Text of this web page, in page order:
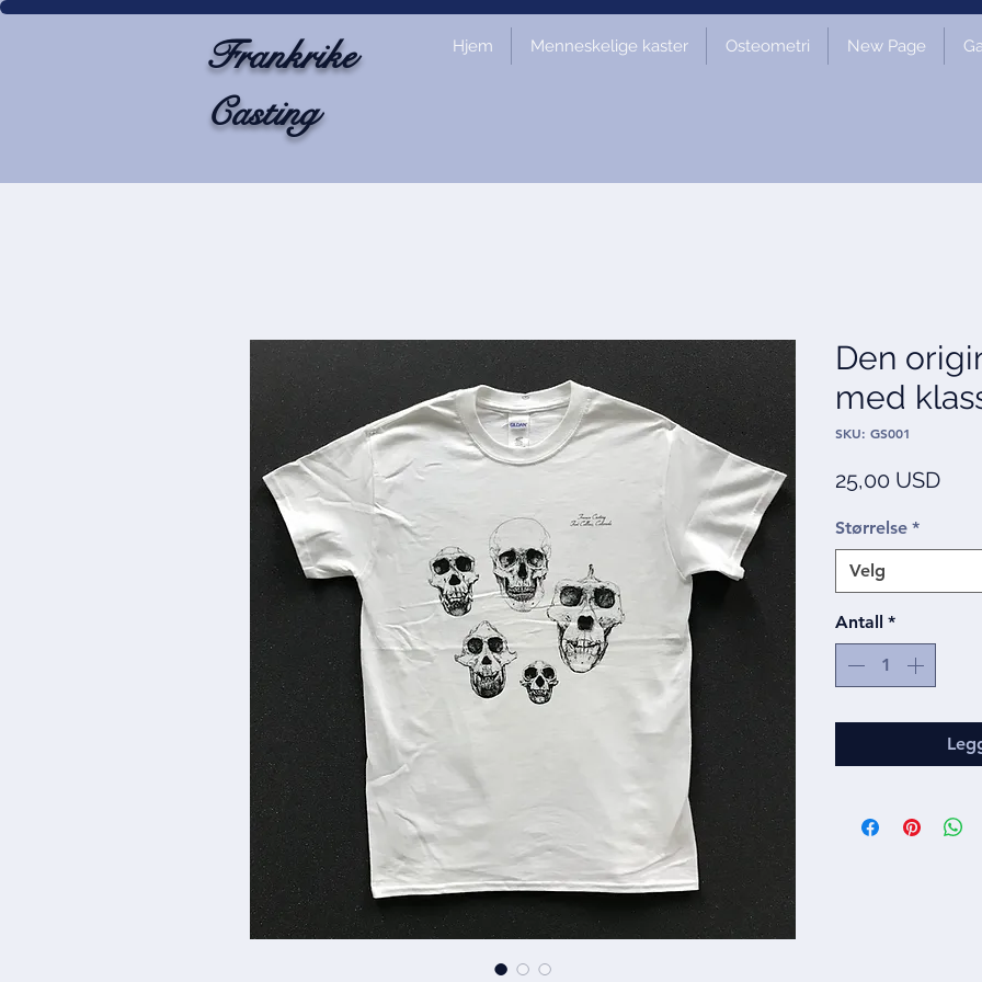
Frankrike
Casting
Hjem Menneskelige kaster Osteometri New Page
Den
med
SKU: GS001
25,00 USDPris
Størrelse *
Velg
Antall *